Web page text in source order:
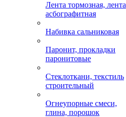
Лента тормозная, лента
асбографитная
Набивка сальниковая
Паронит, прокладки
паронитовые
Стеклоткани, текстиль
строительный
Огнеупорные смеси,
глина, порошок